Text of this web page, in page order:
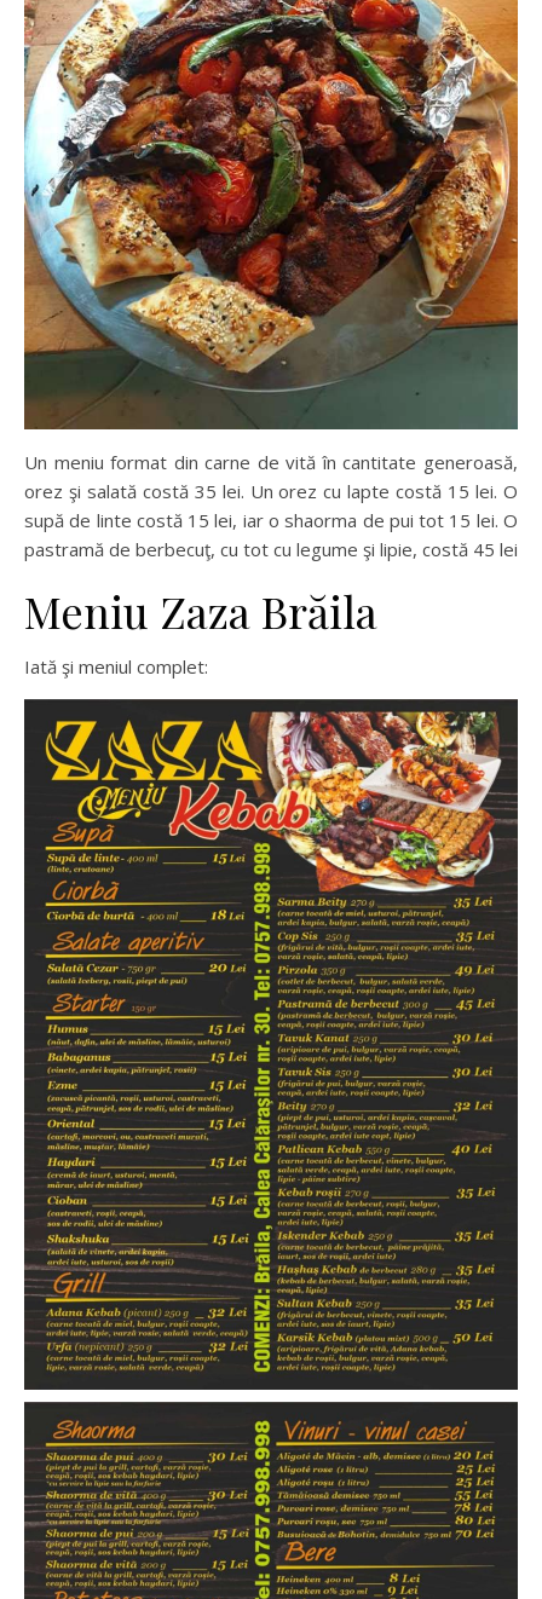
Un meniu format din carne de vită în cantitate generoasă,
orez şi salată costă 35 lei. Un orez cu lapte costă 15 lei. O
supă de linte costă 15 lei, iar o shaorma de pui tot 15 lei. O
pastramă de berbecuţ, cu tot cu legume şi lipie, costă 45 lei
Meniu Zaza Brăila
Iată şi meniul complet: